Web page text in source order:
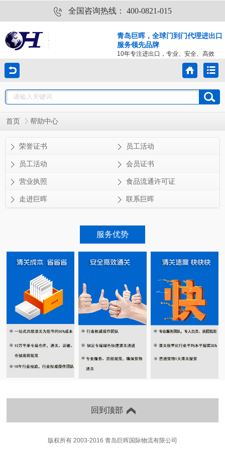
全国咨询热线：400-0821-015
青岛巨晖，全球门到门代理进出口
服务领先品牌
10年专注进出口，专业、安全、高效
首页 帮助中心
荣誉证书 员工活动
员工活动 会员证书
营业执照 食品流通许可证
走进巨晖 联系巨晖
服务优势
回到顶部
版权所有 2003-2016 青岛巨晖国际物流有限公司